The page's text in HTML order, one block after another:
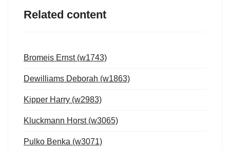
Related content
Bromeis Ernst (w1743)
Dewilliams Deborah (w1863)
Kipper Harry (w2983)
Kluckmann Horst (w3065)
Pulko Benka (w3071)